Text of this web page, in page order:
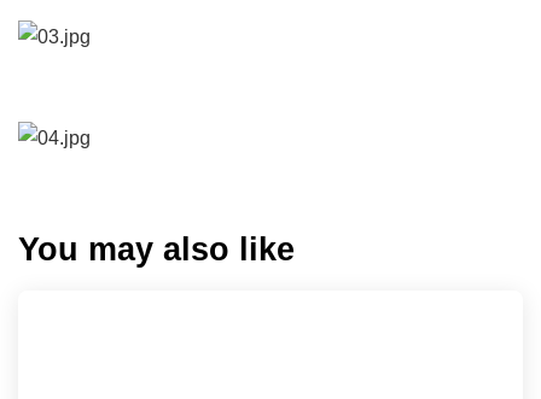
You may also like